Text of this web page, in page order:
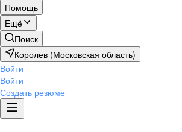
Помощь
Ещё
Поиск
Королев (Московская область)
Войти
Войти
Создать резюме